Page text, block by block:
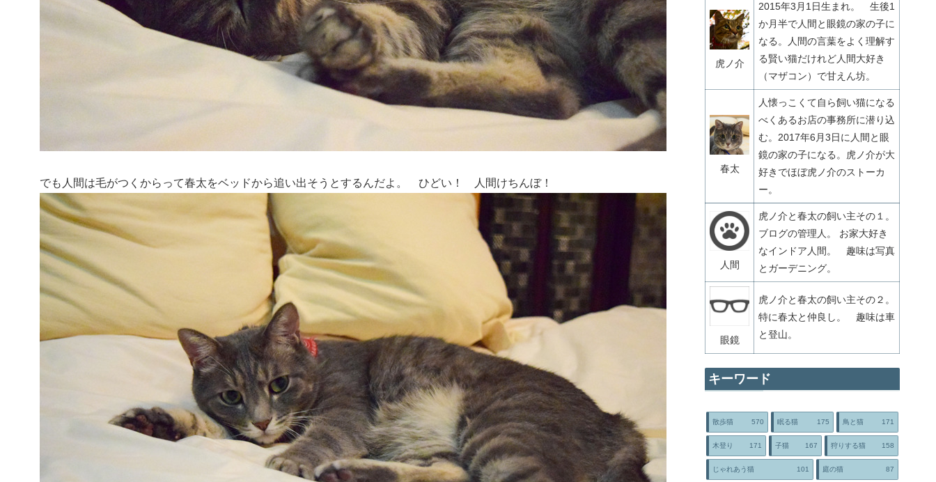
でも人間は毛がつくからって春太をベッドから追い出そうとするんだよ。 ひどい！ 人間けちんぼ！
虎ノ介
2015年3月1日生まれ。 生後1
か月半で人間と眼鏡の家の子に
なる。人間の言葉をよく理解す
る賢い猫だけれど人間大好き
（マザコン）で甘えん坊。
春太
人懐っこくて自ら飼い猫になる
べくあるお店の事務所に潜り込
む。2017年6月3日に人間と眼
鏡の家の子になる。虎ノ介が大
好きでほぼ虎ノ介のストーカ
ー。
人間
虎ノ介と春太の飼い主その１。
ブログの管理人。 お家大好き
なインドア人間。 趣味は写真
とガーデニング。
眼鏡
虎ノ介と春太の飼い主その２。
特に春太と仲良し。 趣味は車
と登山。
キーワード
散歩猫 570 眠る猫 175 鳥と猫 171
木登り 171 子猫 167 狩りする猫 158
じゃれあう猫 101 庭の猫 87